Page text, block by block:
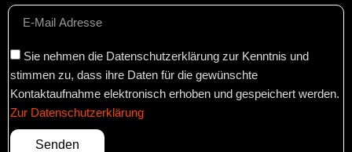
Sie nehmen die Datenschutzerklärung zur Kenntnis und
stimmen zu, dass ihre Daten für die gewünschte
Kontaktaufnahme elektronisch erhoben und gespeichert werden.
Zur Datenschutzerklärung
Senden